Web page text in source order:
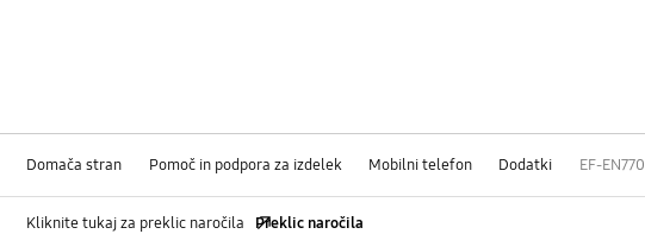
Domača stran Pomoč in podpora za izdelek Mobilni telefon Dodatki EF-EN770
Kliknite tukaj za preklic naročila Preklic naročila